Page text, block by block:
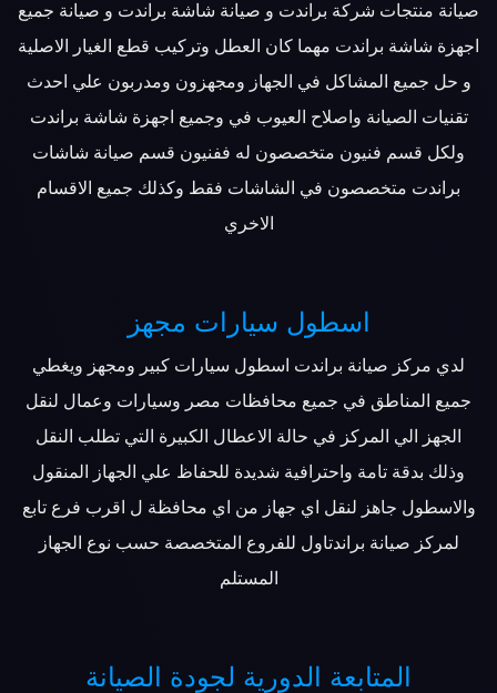
صيانة منتجات شركة براندت و صيانة شاشة براندت و صيانة جميع
اجهزة شاشة براندت مهما كان العطل وتركيب قطع الغيار الاصلية
و حل جميع المشاكل في الجهاز ومجهزون ومدربون علي احدث
تقنيات الصيانة واصلاح العيوب في وجميع اجهزة شاشة براندت
ولكل قسم فنيون متخصصون له ففنيون قسم صيانة شاشات
براندت متخصصون في الشاشات فقط وكذلك جميع الاقسام
الاخري
اسطول سيارات مجهز
لدي مركز صيانة براندت اسطول سيارات كبير ومجهز ويغطي
جميع المناطق في جميع محافظات مصر وسيارات وعمال لنقل
الجهز الي المركز في حالة الاعطال الكبيرة التي تطلب النقل
وذلك بدقة تامة واحترافية شديدة للحفاظ علي الجهاز المنقول
والاسطول جاهز لنقل اي جهاز من اي محافظة ل اقرب فرع تابع
لمركز صيانة براندتاول للفروع المتخصصة حسب نوع الجهاز
المستلم
المتابعة الدورية لجودة الصيانة